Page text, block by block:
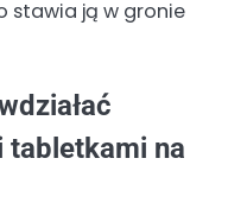
stawia ją w gronie
na